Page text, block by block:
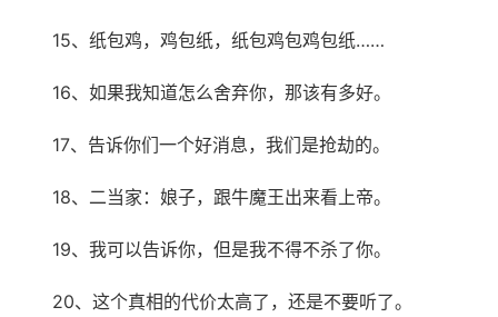
15、纸包鸡，鸡包纸，纸包鸡包鸡包纸……
16、如果我知道怎么舍弃你，那该有多好。
17、告诉你们一个好消息，我们是抢劫的。
18、二当家：娘子，跟牛魔王出来看上帝。
19、我可以告诉你，但是我不得不杀了你。
20、这个真相的代价太高了，还是不要听了。